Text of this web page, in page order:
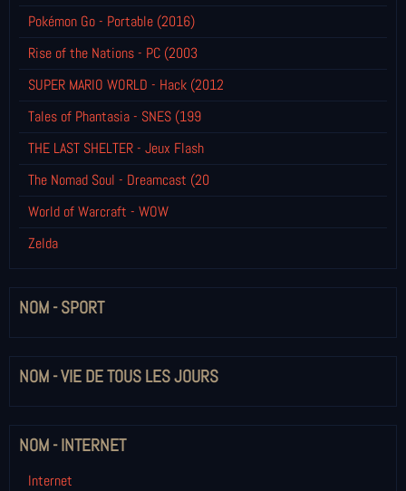
Pokémon Go - Portable (2016)
Rise of the Nations - PC (2003
SUPER MARIO WORLD - Hack (2012
Tales of Phantasia - SNES (199
THE LAST SHELTER - Jeux Flash
The Nomad Soul - Dreamcast (20
World of Warcraft - WOW
Zelda
NOM - SPORT
NOM - VIE DE TOUS LES JOURS
NOM - INTERNET
Internet